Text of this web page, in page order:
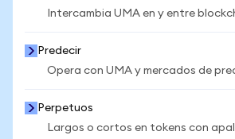
Intercambia UMA en y entre
Predecir
Opera con UMA y mercados de
Perpetuos
Largos o cortos en tokens con